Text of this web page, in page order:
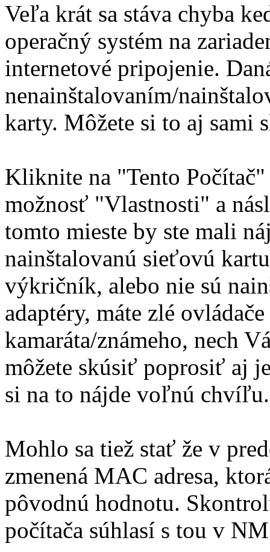
Veľa krát sa stáva chyba
operačný systém na
internetové pripojenie.
nenainštalovaním/
karty. Môžete si to aj sami
Kliknite na "Tento
možnosť "Vlastnosti" a
tomto mieste by ste mali
nainštalovanú sieťovú
výkričník, alebo nie sú
adaptéry, máte zlé
kamaráta/známeho, nech
môžete skúsiť poprosiť aj
si na to nájde voľnú chvíľu.
Mohlo sa tiež stať že v
zmenená MAC adresa,
pôvodnú hodnotu.
počítača súhlasí s tou v